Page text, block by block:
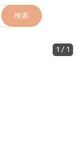
検索
1 / 1